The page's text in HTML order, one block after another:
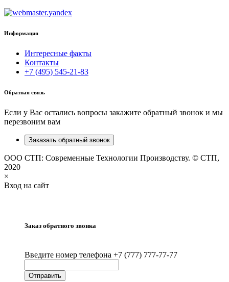
Информация
Интересные факты
Контакты
+7 (495) 545-21-83
Обратная связь
Если у Вас остались вопросы закажите обратный звонок и мы
перезвоним вам
Заказать обратный звонок
ООО СТП: Современные Технологии Производству. © СТП,
2020
×
Вход на сайт
Заказ обратного звонка
Введите номер телефона +7 (777) 777-77-77
Отправить